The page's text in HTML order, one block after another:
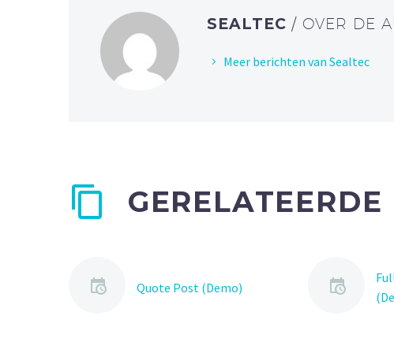
SEALTEC / OVER DE
Meer berichten van Sealtec
Quote Post (Demo)